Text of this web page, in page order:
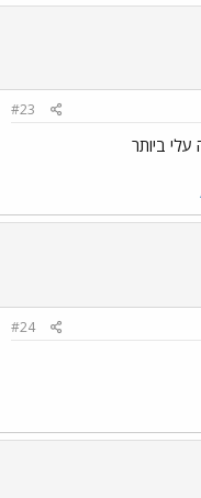
#23
#24